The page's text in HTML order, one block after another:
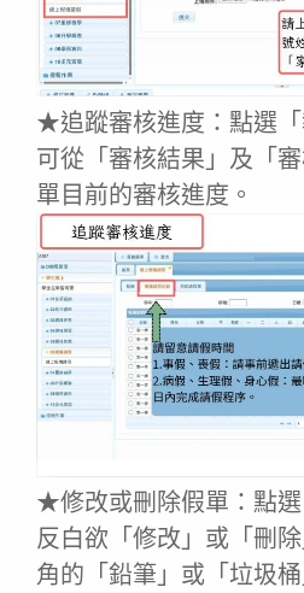
★追蹤審核進度：點選「
可從「審核結果」及「
單目前的審核進度。
★修改或刪除假單：點
反白欲「修改」或「刪
角的「鉛筆」或「垃圾桶